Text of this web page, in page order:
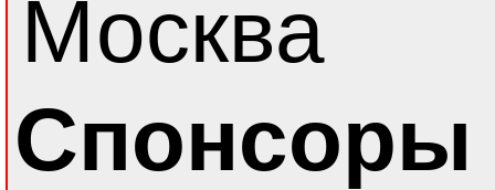
Москва
Спонсоры